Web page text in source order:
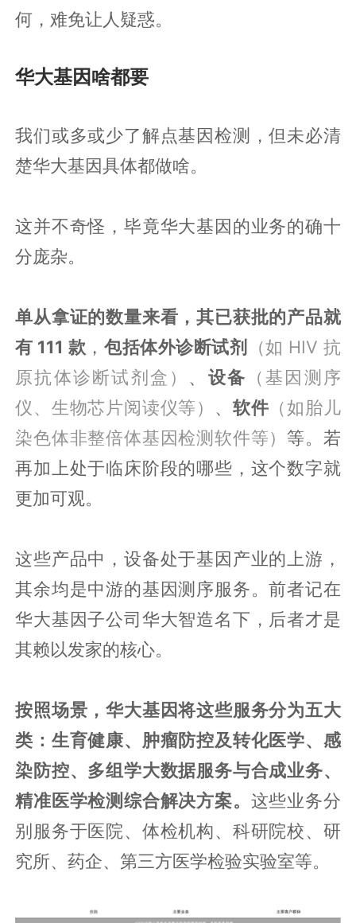
何，难免让人疑惑。
华大基因啥都要
我们或多或少了解点基因检测，但未必清
楚华大基因具体都做啥。
这并不奇怪，毕竟华大基因的业务的确十
分庞杂。
单从拿证的数量来看，其已获批的产品就
有 111 款 ， 包括体外诊断试剂
（如 HIV 抗
原抗体诊断试剂盒） 、 设备 （基因测序
仪、生物芯片阅读仪等） 、 软件 （如胎儿
染色体非整倍体基因检测软件等） 等。若
再加上处于临床阶段的哪些，这个数字就
更加可观。
这些产品中，设备处于基因产业的上游，
其余均是中游的基因测序服务。前者记在
华大基因子公司华大智造名下，后者才是
其赖以发家的核心。
按照场景，华大基因将这些服务分为五大
类：生育健康、肿瘤防控及转化医学、感
染防控、多组学大数据服务与合成业务、
精准医学检测综合解决方案。 这些业务分
别服务于医院、体检机构、科研院校、研
究所、药企、第三方医学检验实验室等。